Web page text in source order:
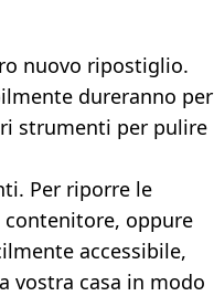
nuovo ripostiglio.
dureranno per
strumenti per pulire
Per riporre le
contenitore, oppure
accessibile,
vostra casa in modo